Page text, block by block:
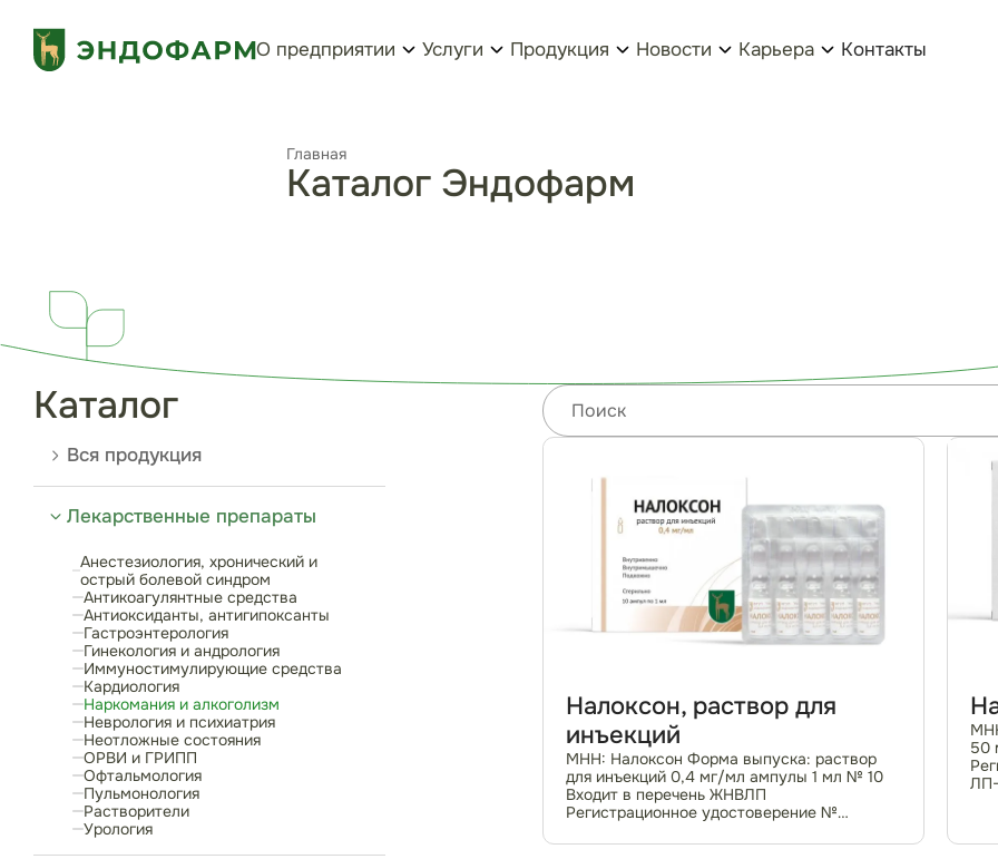
О предприятии Услуги Продукция Новости Карьера Контакты
Главная
Каталог Эндофарм
Каталог
Вся продукция
Лекарственные препараты
Анестезиология, хронический и
острый болевой синдром
Антикоагулянтные средства
Антиоксиданты, антигипоксанты
Гастроэнтерология
Гинекология и андрология
Иммуностимулирующие средства
Кардиология
Наркомания и алкоголизм
Неврология и психиатрия
Неотложные состояния
ОРВИ и ГРИПП
Офтальмология
Пульмонология
Растворители
Урология
Налоксон, раствор для
инъекций
МНН: Налоксон Форма выпуска: раствор
для инъекций 0,4 мг/мл ампулы 1 мл № 10
Входит в перечень ЖНВЛП
Регистрационное удостоверение №
Фармакотерапевтическая группа:
50
ЛП-